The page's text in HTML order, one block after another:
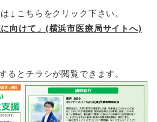
↓こちらをクリック下さい。
向けて」(横浜市医療局サイトへ)
るとチラシが閲覧できます。